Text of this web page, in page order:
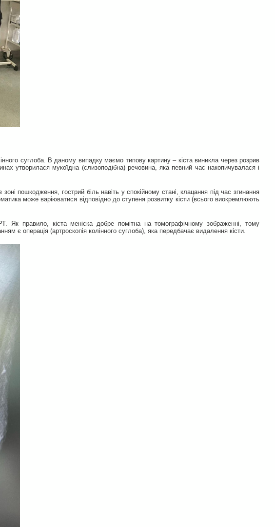
суглоба. В даному випадку маємо типову картину – кіста виникла через розрив
утворилася мукоїдна (слизоподібна) речовина, яка певний час накопичувалася і
пошкодження, гострий біль навіть у спокійному стані, клацання під час згинання
може варіюватися відповідно до ступеня розвитку кісти (всього виокремлюють
Як правило, кіста меніска добре помітна на томографічному зображенні, тому
є операція (артроскопія колінного суглоба), яка передбачає видалення кісти.